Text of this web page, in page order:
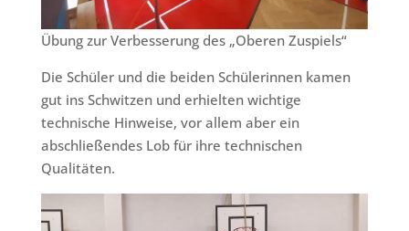
Übung zur Verbesserung des „Oberen Zuspiels“
Die Schüler und die beiden Schülerinnen kamen
gut ins Schwitzen und erhielten wichtige
technische Hinweise, vor allem aber ein
abschließendes Lob für ihre technischen
Qualitäten.